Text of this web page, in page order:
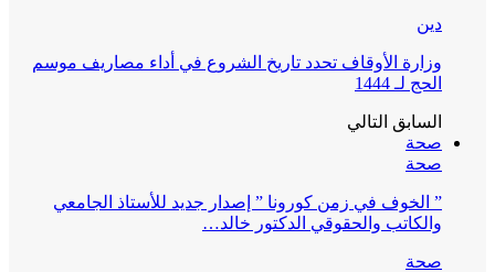
دين
وزارة الأوقاف تحدد تاريخ الشروع في أداء مصاريف موسم
الحج لـ 1444
السابق التالي
صحة
صحة
” الخوف في زمن كورونا ” إصدار جديد للأستاذ الجامعي
والكاتب والحقوقي الدكتور خالد…
صحة